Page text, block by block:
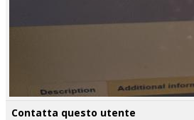
Contatta questo utente